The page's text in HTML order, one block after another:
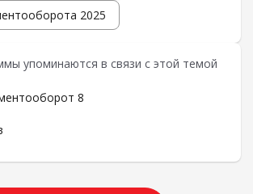
2025
упоминаются в связи с этой темой
8